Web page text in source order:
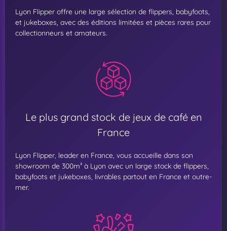
Lyon Flipper offre une large sélection de flippers, babyfoots,
et jukeboxes, avec des éditions limitées et pièces rares pour
collectionneurs et amateurs.
Le plus grand stock de jeux de café en
France
Lyon Flipper, leader en France, vous accueille dans son
showroom de 300m² à Lyon avec un large stock de flippers,
babyfoots et jukeboxes, livrables partout en France et outre-
mer.